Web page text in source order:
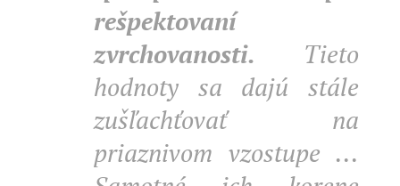
rešpektovaní
zvrchovanosti. Tieto
hodnoty sa dajú stále
zušľachťovať na
priaznivom vzostupe ...